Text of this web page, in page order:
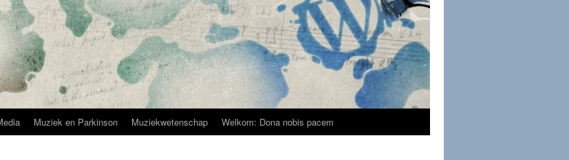
Muziek en Parkinson Muziekwetenschap Welkom: Dona nobis pacem